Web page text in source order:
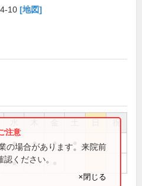
10 [地図]
祝
● ● ●
●
の場合があります。来院前
ください。
×閉じる